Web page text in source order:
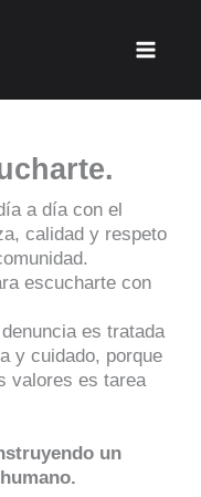
a día con el
calidad y respeto
escucharte con
es tratada
y cuidado, porque
valores es tarea
un